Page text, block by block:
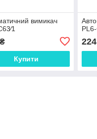
вимикач
Купити